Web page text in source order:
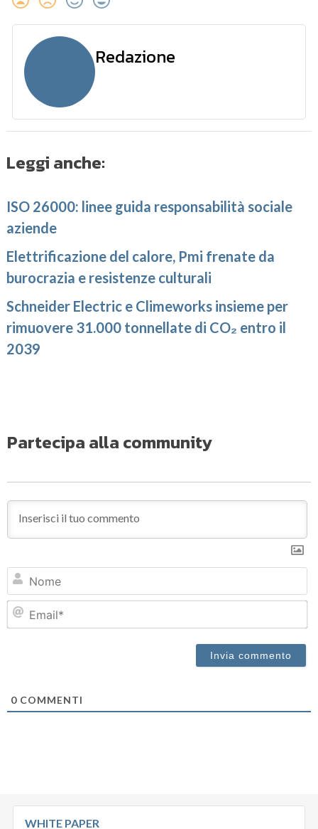
Redazione
Leggi anche:
ISO 26000: linee guida responsabilità sociale
aziende
Elettrificazione del calore, Pmi frenate da
burocrazia e resistenze culturali
Schneider Electric e Climeworks insieme per
rimuovere 31.000 tonnellate di CO₂ entro il
2039
Partecipa alla community
0 COMMENTI
WHITE PAPER